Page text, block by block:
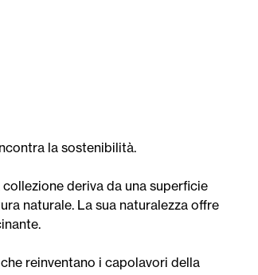
la sostenibilità.
deriva da una superficie
naturale. La sua naturalezza offre
reinventano i capolavori della